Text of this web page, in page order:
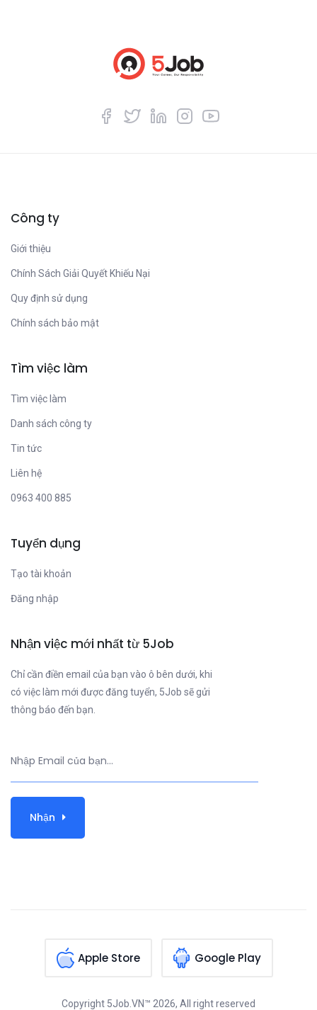
Công ty
Giới thiệu
Chính Sách Giải Quyết Khiếu Nại
Quy định sử dụng
Chính sách bảo mật
Tìm việc làm
Tìm việc làm
Danh sách công ty
Tin tức
Liên hệ
0963 400 885
Tuyển dụng
Tạo tài khoản
Đăng nhập
Nhận việc mới nhất từ 5Job
Chỉ cần điền email của bạn vào ô bên dưới, khi
có việc làm mới được đăng tuyển, 5Job sẽ gửi
thông báo đến bạn.
Nhận
Apple Store Google Play
Copyright 5Job.VN™ 2026, All right reserved